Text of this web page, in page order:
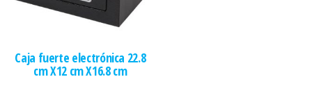
Caja fuerte electrónica 22.8
cm X12 cm X16.8 cm